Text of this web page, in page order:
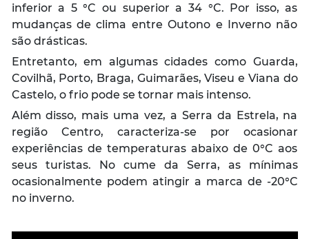
inferior a 5 °C ou superior a 34 °C. Por isso, as
mudanças de clima entre Outono e Inverno não
são drásticas.
Entretanto, em algumas cidades como Guarda,
Covilhã, Porto, Braga, Guimarães, Viseu e Viana do
Castelo, o frio pode se tornar mais intenso.
Além disso, mais uma vez, a Serra da Estrela, na
região Centro, caracteriza-se por ocasionar
experiências de temperaturas abaixo de 0°C aos
seus turistas. No cume da Serra, as mínimas
ocasionalmente podem atingir a marca de -20°C
no inverno.